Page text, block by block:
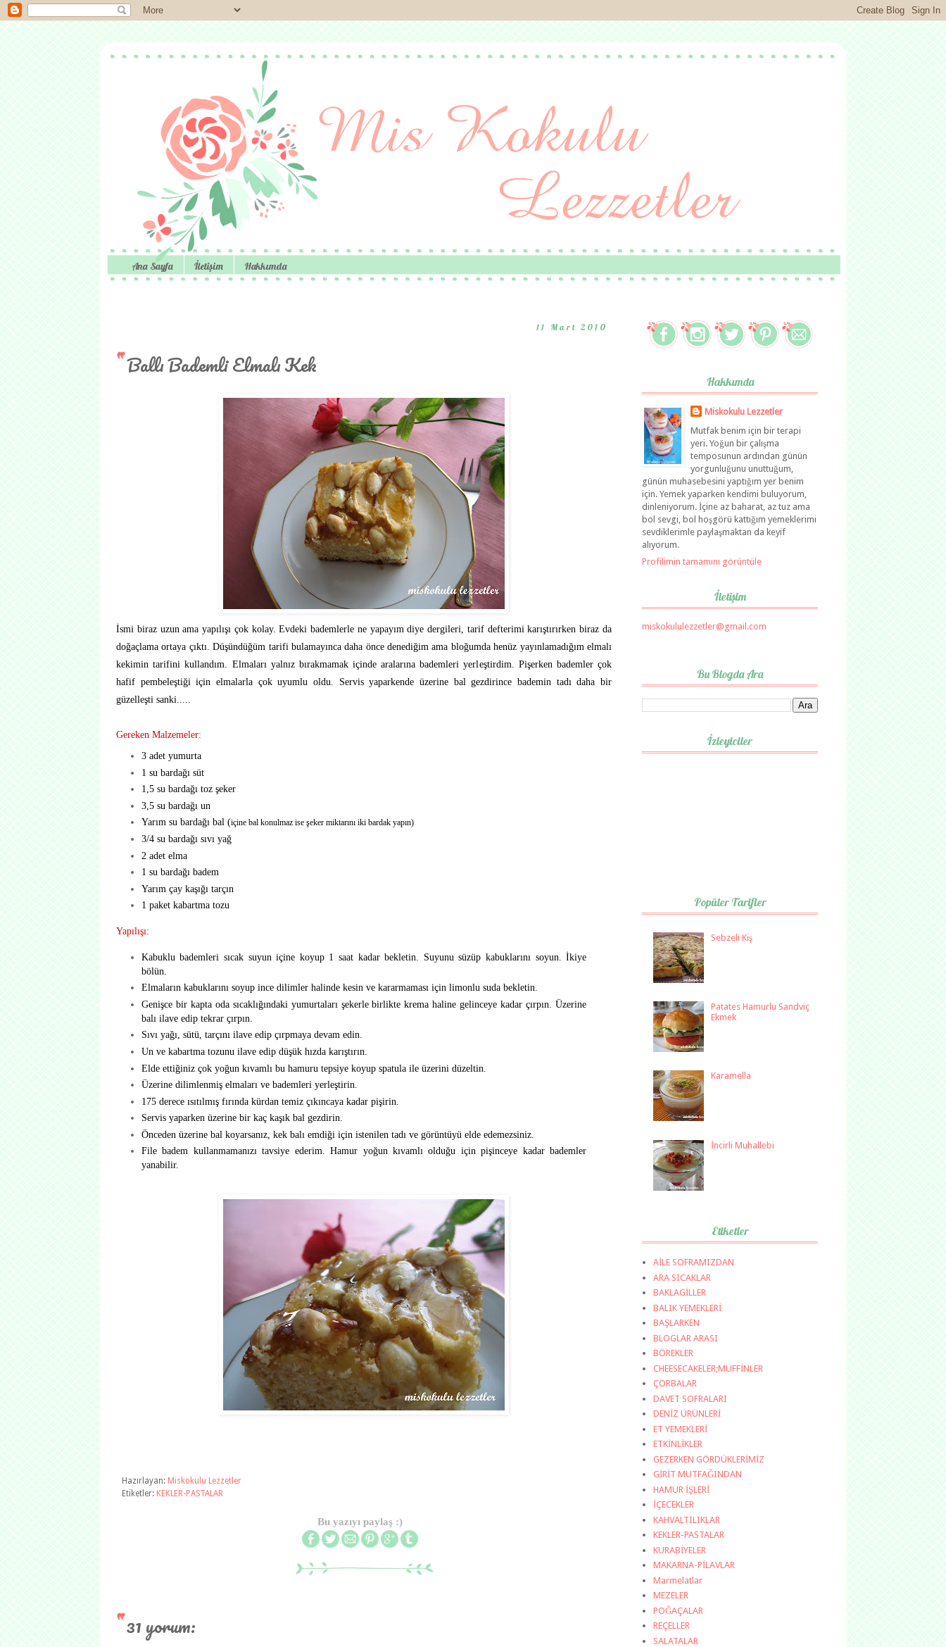
Ana Sayfa İletişim Hakkımda
11 Mart 2010
Ballı Bademli Elmalı Kek
İsmi biraz uzun ama yapılışı çok kolay. Evdeki bademlerle ne yapayım diye dergileri, tarif defterimi karıştırırken biraz da
doğaçlama ortaya çıktı. Düşündüğüm tarifi bulamayınca daha önce denediğim ama bloğumda henüz yayınlamadığım elmalı
kekimin tarifini kullandım. Elmaları yalnız bırakmamak içinde aralarına bademleri yerleştirdim. Pişerken bademler çok
hafif pembeleştiği için elmalarla çok uyumlu oldu. Servis yaparkende üzerine bal gezdirince bademin tadı daha bir
güzelleşti sanki.....
Gereken Malzemeler:
3 adet yumurta
1 su bardağı süt
1,5 su bardağı toz şeker
3,5 su bardağı un
Yarım su bardağı bal (içine bal konulmaz ise şeker miktarını iki bardak yapın)
3/4 su bardağı sıvı yağ
2 adet elma
1 su bardağı badem
Yarım çay kaşığı tarçın
1 paket kabartma tozu
Yapılışı:
Kabuklu bademleri sıcak suyun içine koyup 1 saat kadar bekletin. Suyunu süzüp kabuklarını soyun. İkiye
bölün.
Elmaların kabuklarını soyup ince dilimler halinde kesin ve kararmaması için limonlu suda bekletin.
Genişce bir kapta oda sıcaklığındaki yumurtaları şekerle birlikte krema haline gelinceye kadar çırpın. Üzerine
balı ilave edip tekrar çırpın.
Sıvı yağı, sütü, tarçını ilave edip çırpmaya devam edin.
Un ve kabartma tozunu ilave edip düşük hızda karıştırın.
Elde ettiğiniz çok yoğun kıvamlı bu hamuru tepsiye koyup spatula ile üzerini düzeltin.
Üzerine dilimlenmiş elmaları ve bademleri yerleştirin.
175 derece ısıtılmış fırında kürdan temiz çıkıncaya kadar pişirin.
Servis yaparken üzerine bir kaç kaşık bal gezdirin.
Önceden üzerine bal koyarsanız, kek balı emdiği için istenilen tadı ve görüntüyü elde edemezsiniz.
File badem kullanmamanızı tavsiye ederim. Hamur yoğun kıvamlı olduğu için pişinceye kadar bademler
yanabilir.
Hazırlayan: Miskokulu Lezzetler
Etiketler: KEKLER-PASTALAR
Bu yazıyı paylaş :)
31 yorum:
Hakkımda
Miskokulu Lezzetler
Mutfak benim için bir terapi
yeri. Yoğun bir çalışma
temposunun ardından günün
yorgunluğunu unuttuğum,
günün muhasebesini yaptığım yer benim
için. Yemek yaparken kendimi buluyorum,
dinleniyorum. İçine az baharat, az tuz ama
bol sevgi, bol hoşgörü kattığım yemeklerimi
sevdiklerimle paylaşmaktan da keyif
alıyorum.
Profilimin tamamını görüntüle
İletişim
miskokululezzetler@gmail.com
Bu Blogda Ara
İzleyiciler
Popüler Tarifler
Sebzeli Kiş
Patates Hamurlu Sandviç
Ekmek
Karamella
İncirli Muhallebi
Etiketler
AİLE SOFRAMIZDAN
ARA SICAKLAR
BAKLAGİLLER
BALIK YEMEKLERİ
BAŞLARKEN
BLOGLAR ARASI
BÖREKLER
CHEESECAKELER;MUFFİNLER
ÇORBALAR
DAVET SOFRALARI
DENİZ ÜRÜNLERİ
ET YEMEKLERİ
ETKİNLİKLER
GEZERKEN GÖRDÜKLERİMİZ
GİRİT MUTFAĞINDAN
HAMUR İŞLERİ
İÇECEKLER
KAHVALTILIKLAR
KEKLER-PASTALAR
KURABİYELER
MAKARNA-PİLAVLAR
Marmelatlar
MEZELER
POĞAÇALAR
REÇELLER
SALATALAR